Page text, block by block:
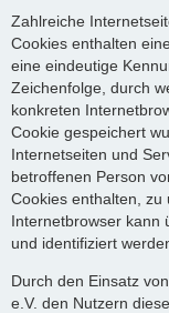
Zahlreiche
Cookies enthalten
eine eindeutige
Zeichenfolge, durch
konkreten
Cookie gespeichert
Internetseiten und
betroffenen Person
Cookies enthalten, zu
Internetbrowser kann
und identifiziert
Durch den Einsatz
e.V. den Nutzern